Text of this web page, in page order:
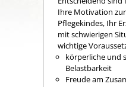
Ihre Motivation
Pflegekindes, Ihr
mit schwierigen
wichtige
körperliche und
Belastbarkeit
Freude am